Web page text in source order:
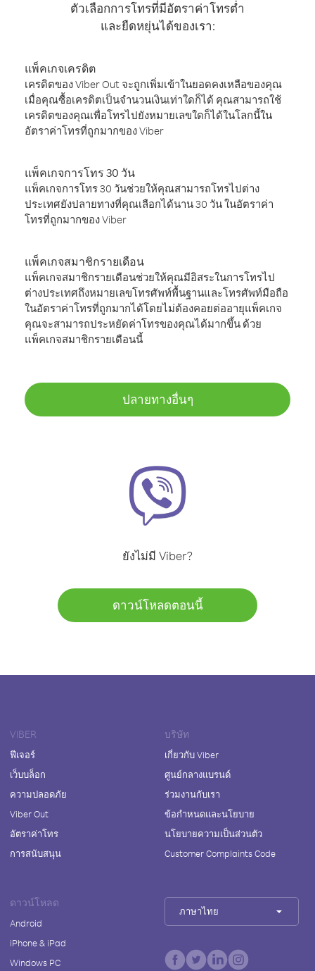
ตัวเลือกการโทรที่มีอัตราค่าโทรต่ำ
และยืดหยุ่นได้ของเรา:
แพ็คเกจเครดิต
เครดิตของ Viber Out จะถูกเพิ่มเข้าในยอดคงเหลือของคุณ
เมื่อคุณซื้อเครดิตเป็นจำนวนเงินเท่าใดก็ได้ คุณสามารถใช้
เครดิตของคุณเพื่อโทรไปยังหมายเลขใดก็ได้ในโลกนี้ใน
อัตราค่าโทรที่ถูกมากของ Viber
แพ็คเกจการโทร 30 วัน
แพ็คเกจการโทร 30 วันช่วยให้คุณสามารถโทรไปต่าง
ประเทศยังปลายทางที่คุณเลือกได้นาน 30 วัน ในอัตราค่า
โทรที่ถูกมากของ Viber
แพ็คเกจสมาชิกรายเดือน
แพ็คเกจสมาชิกรายเดือนช่วยให้คุณมีอิสระในการโทรไป
ต่างประเทศถึงหมายเลขโทรศัพท์พื้นฐานและโทรศัพท์มือถือ
ในอัตราค่าโทรที่ถูกมากได้โดยไม่ต้องคอยต่ออายุแพ็คเกจ
คุณจะสามารถประหยัดค่าโทรของคุณได้มากขึ้น ด้วย
แพ็คเกจสมาชิกรายเดือนนี้
ปลายทางอื่นๆ
ยังไม่มี Viber?
ดาวน์โหลดตอนนี้
VIBER
ฟีเจอร์
เว็บบล็อก
ความปลอดภัย
Viber Out
อัตราค่าโทร
การสนับสนุน
บริษัท
เกี่ยวกับ Viber
ศูนย์กลางแบรนด์
ร่วมงานกับเรา
ข้อกำหนดและนโยบาย
นโยบายความเป็นส่วนตัว
Customer Complaints Code
ดาวน์โหลด
Android
iPhone & iPad
Windows PC
ภาษาไทย